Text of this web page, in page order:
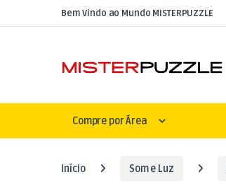
Skip to navigation
Skip to contentBem Vindo ao Mundo MISTERPUZZLE
Compre por Área
Início Som e Luz